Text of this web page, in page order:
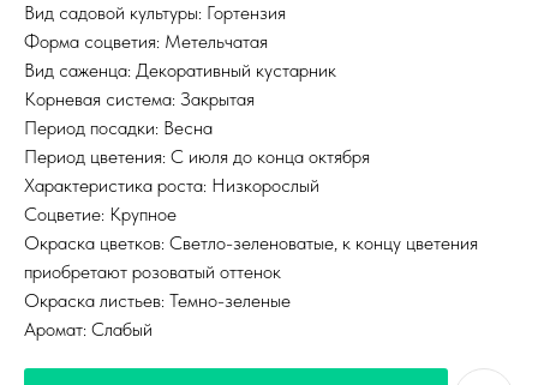
Вид садовой культуры: Гортензия
Форма соцветия: Метельчатая
Вид саженца: Декоративный кустарник
Корневая система: Закрытая
Период посадки: Весна
Период цветения: С июля до конца октября
Характеристика роста: Низкорослый
Соцветие: Крупное
Окраска цветков: Светло-зеленоватые, к концу цветения
приобретают розоватый оттенок
Окраска листьев: Темно-зеленые
Аромат: Слабый